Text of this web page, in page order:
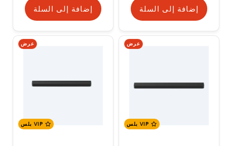
إضافة إلى السلة إضافة إلى السلة
عرض عرض